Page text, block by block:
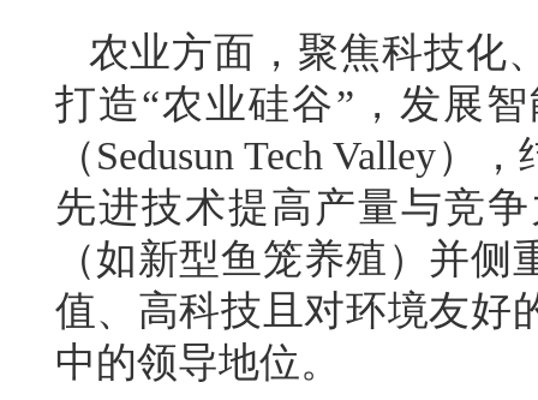
农业方面，聚焦科技化
打造“农业硅谷”，发展
（Sedusun Tech Valley）
先进技术提高产量与竞
（如新型鱼笼养殖）并
值、高科技且对环境友好
中的领导地位。